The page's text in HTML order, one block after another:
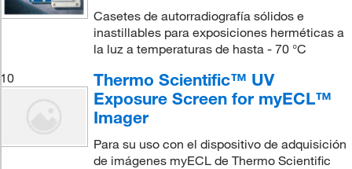
Casetes de autorradiografía sólidos e
inastillables para exposiciones herméticas a
la luz a temperaturas de hasta - 70 °C
10
Thermo Scientific™ UV
Exposure Screen for myECL™
Imager
Para su uso con el dispositivo de adquisición
de imágenes myECL de Thermo Scientific